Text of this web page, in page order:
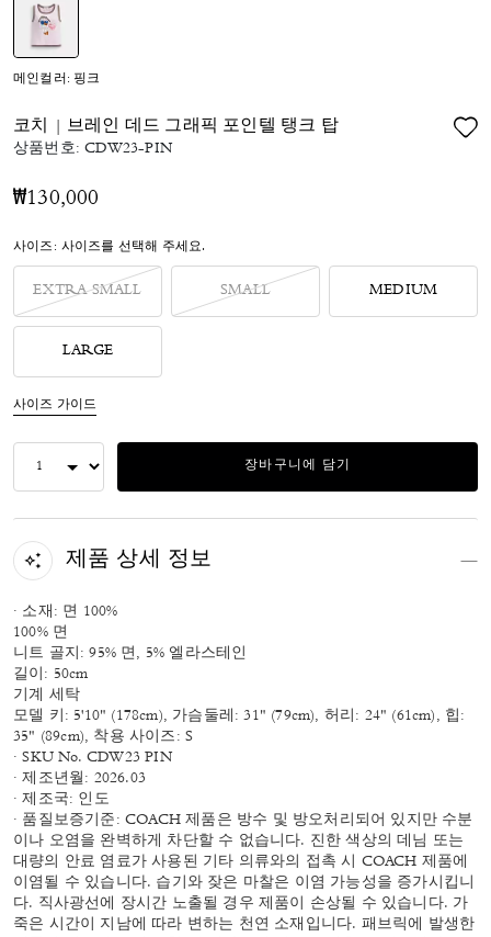
메인컬러: 핑크
코치 | 브레인 데드 그래픽 포인텔 탱크 탑
상품번호:CDW23-PIN
₩130,000
사이즈: 사이즈를 선택해 주세요.
EXTRA SMALL SMALL MEDIUM
LARGE
사이즈 가이드
장바구니에 담기
제품 상세 정보
· 소재: 면 100%
100% 면
니트 골지: 95% 면, 5% 엘라스테인
길이: 50cm
기계 세탁
모델 키: 5'10" (178cm), 가슴둘레: 31" (79cm), 허리: 24" (61cm), 힙:
35" (89cm), 착용 사이즈: S
· SKU No. CDW23 PIN
· 제조년월: 2026.03
· 제조국: 인도
· 품질보증기준: COACH 제품은 방수 및 방오처리되어 있지만 수분
이나 오염을 완벽하게 차단할 수 없습니다. 진한 색상의 데님 또는
대량의 안료 염료가 사용된 기타 의류와의 접촉 시 COACH 제품에
이염될 수 있습니다. 습기와 잦은 마찰은 이염 가능성을 증가시킵니
다. 직사광선에 장시간 노출될 경우 제품이 손상될 수 있습니다. 가
죽은 시간이 지남에 따라 변하는 천연 소재입니다. 패브릭에 발생한